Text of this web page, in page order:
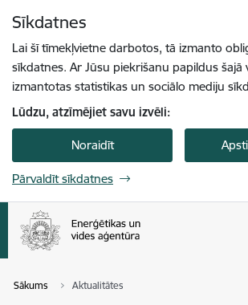
Sīkdatnes
Lai šī tīmekļvietne darbotos, tā izmanto
sīkdatnes. Ar Jūsu piekrišanu papildus šajā
izmantotas statistikas un sociālo mediju
Lūdzu, atzīmējiet savu izvēli:
Noraidīt
Pārvaldīt sīkdatnes
Sākums Aktualitātes